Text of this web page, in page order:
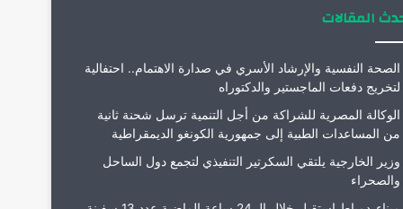
المقالات
الصحة النفسية والإرشاد الأسري في صدارة الاهتمام.. احتفالية
لتخريج دفعات الماجستير والدكتوراه
الوكالة المصرية للشراكة من أجل التنمية ترسل شحنة ثانية
من المساعدات الطبية إلى جمهورية الكونغو الديمقراطية
وزير الخارجية يلتقي السكرتير التنفيذي لتجمع دول الساحل
والصحراء